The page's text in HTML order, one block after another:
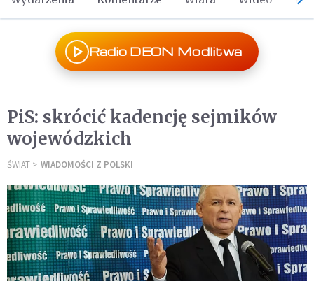
Radio DEON Modlitwa
PiS: skrócić kadencję sejmików
wojewódzkich
ŚWIAT WIADOMOŚCI Z POLSKI